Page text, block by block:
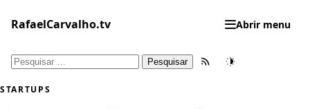
para
conteúdo
RafaelCarvalho.tv Abrir menu
Pesquisar
Feed RSSTema
STARTUPS